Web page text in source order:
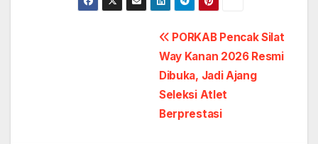
PORKAB Pencak Silat
Way Kanan 2026 Resmi
Dibuka, Jadi Ajang
Seleksi Atlet
Berprestasi